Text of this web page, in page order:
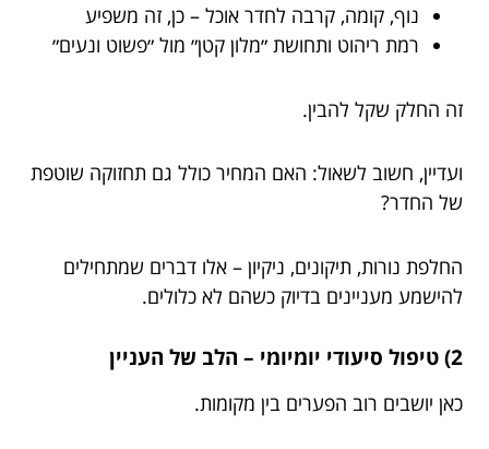
נוף, קומה, קרבה לחדר אוכל – כן, זה משפיע
רמת ריהוט ותחושת ״מלון קטן״ מול ״פשוט ונעים״
זה החלק שקל להבין.
ועדיין, חשוב לשאול: האם המחיר כולל גם תחזוקה שוטפת
של החדר?
החלפת נורות, תיקונים, ניקיון – אלו דברים שמתחילים
להישמע מעניינים בדיוק כשהם לא כלולים.
2) טיפול סיעודי יומיומי – הלב של העניין
כאן יושבים רוב הפערים בין מקומות.